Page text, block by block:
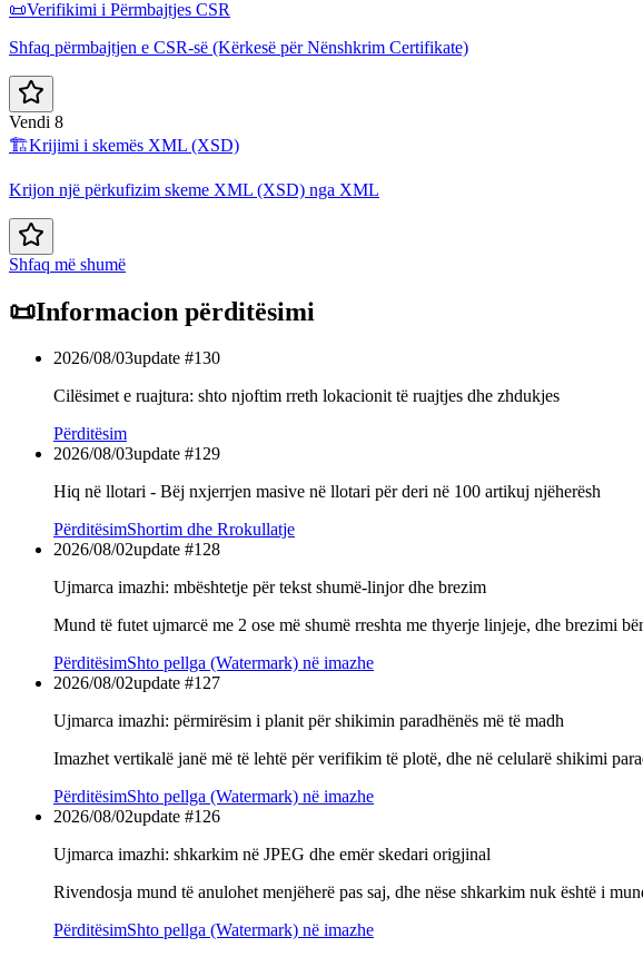
📜Verifikimi i Përmbajtjes CSR
Shfaq përmbajtjen e CSR-së (Kërkesë për Nënshkrim Certifikate)
Vendi 8
🏗️Krijimi i skemës XML (XSD)
Krijon një përkufizim skeme XML (XSD) nga XML
Shfaq më shumë
📜Informacion përditësimi
2026/08/03update #130
Cilësimet e ruajtura: shto njoftim rreth lokacionit të ruajtjes dhe zhdukjes
Përditësim
2026/08/03update #129
Hiq në llotari - Bëj nxjerrjen masive në llotari për deri në 100 artikuj njëherësh
PërditësimShortim dhe Rrokullatje
2026/08/02update #128
Ujmarca imazhi: mbështetje për tekst shumë-linjor dhe brezim
Mund të futet ujmarcë me 2 ose më shumë rreshta me thyerje linjeje, dhe brezimi
PërditësimShto pellga (Watermark) në imazhe
2026/08/02update #127
Ujmarca imazhi: përmirësim i planit për shikimin paradhënës më të madh
Imazhet vertikalë janë më të lehtë për verifikim të plotë, dhe në celularë shikimi
PërditësimShto pellga (Watermark) në imazhe
2026/08/02update #126
Ujmarca imazhi: shkarkim në JPEG dhe emër skedari origjinal
Rivendosja mund të anulohet menjëherë pas saj, dhe nëse shkarkim nuk është i
PërditësimShto pellga (Watermark) në imazhe